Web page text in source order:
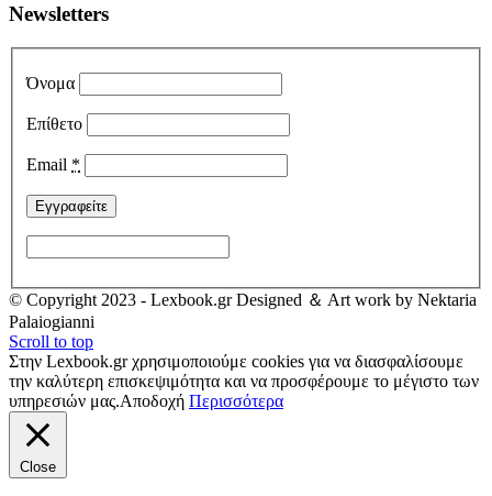
Newsletters
Όνομα
Επίθετο
Email *
© Copyright 2023 - Lexbook.gr Designed ＆ Art work by Nektaria
Palaiogianni
Scroll to top
Στην Lexbook.gr χρησιμοποιούμε cookies για να διασφαλίσουμε
την καλύτερη επισκεψιμότητα και να προσφέρουμε το μέγιστο των
υπηρεσιών μας.Αποδοχή Περισσότερα
Close